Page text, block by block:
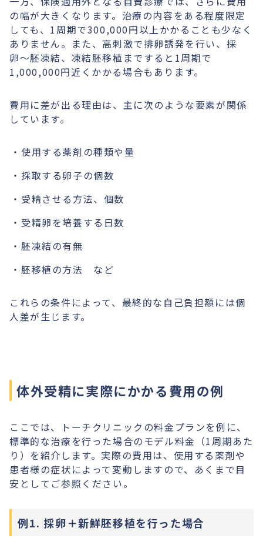
の幅が大きくなります。治療の内容をある程度限定
しても、1周期で300,000円以上かかることも少なく
ありません。また、高刺激で排卵誘発を行い、採
卵〜胚凍結、凍結胚移植まですると1周期で
1,000,000円近くかかる場合もあります。
費用に差が出る理由は、主に次のような要素が関係
しています。
使用する薬剤の種類や量
採取する卵子の個数
受精させる方法、個数
受精卵を培養する日数
胚凍結の有無
胚移植の方法 など
これらの条件によって、最終的な自己負担額には個
人差が生じます。
体外受精に実際にかかる費用の例
ここでは、トーチクリニックの料金プランを例に、
標準的な治療を行った場合のモデル料金（1周期あた
り）を紹介します。実際の費用は、使用する薬剤や
患者様の症状によって変動しますので、あくまで目
安としてご参照ください。
例1. 採卵＋新鮮胚移植を行った場合